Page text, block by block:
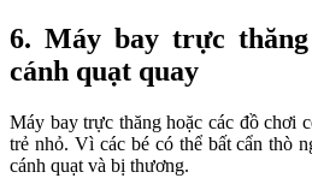
6. Máy bay trực
cánh quạt quay
Máy bay trực thăng hoặc các đồ chơi
trẻ nhỏ. Vì các bé có thể bất cẩn thò
cánh quạt và bị thương.